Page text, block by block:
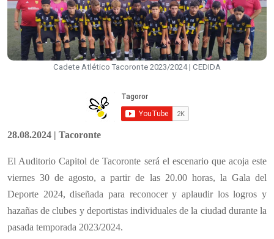
Cadete Atlético Tacoronte 2023/2024 | CEDIDA
28.08.2024 | Tacoronte
El Auditorio Capitol de Tacoronte será el escenario que acoja este
viernes 30 de agosto, a partir de las 20.00 horas, la Gala del
Deporte 2024, diseñada para reconocer y aplaudir los logros y
hazañas de clubes y deportistas individuales de la ciudad durante la
pasada temporada 2023/2024.